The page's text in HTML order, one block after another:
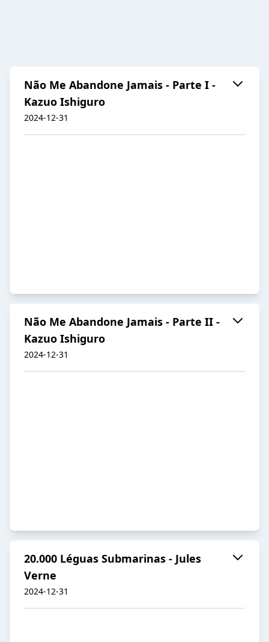
Não Me Abandone Jamais - Parte I -
Kazuo Ishiguro
2024-12-31
Não Me Abandone Jamais - Parte II -
Kazuo Ishiguro
2024-12-31
20.000 Léguas Submarinas - Jules
Verne
2024-12-31